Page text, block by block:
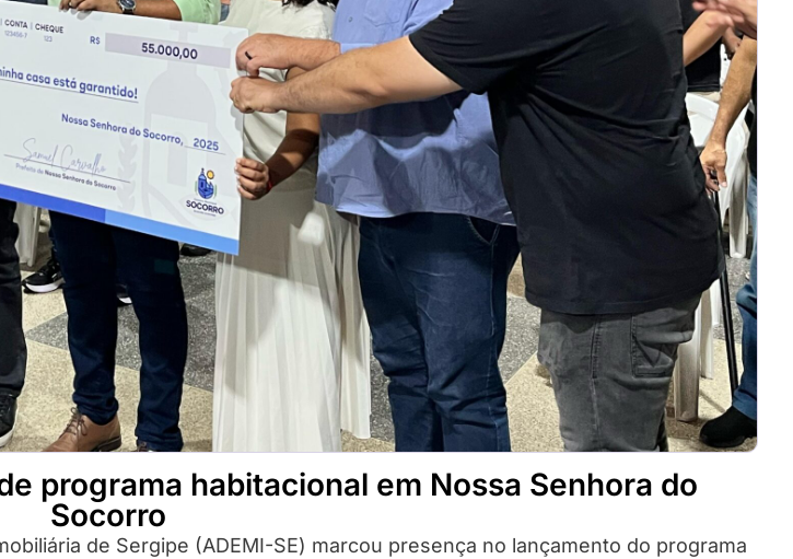
programa habitacional em Nossa Senhora do
Socorro
de Sergipe (ADEMI-SE) marcou presença no lançamento do programa